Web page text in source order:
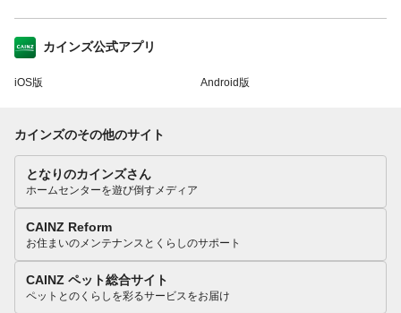
カインズ公式アプリ
iOS版 Android版
カインズのその他のサイト
となりのカインズさん
ホームセンターを遊び倒すメディア
CAINZ Reform
お住まいのメンテナンスとくらしのサポート
CAINZ ペット総合サイト
ペットとのくらしを彩るサービスをお届け